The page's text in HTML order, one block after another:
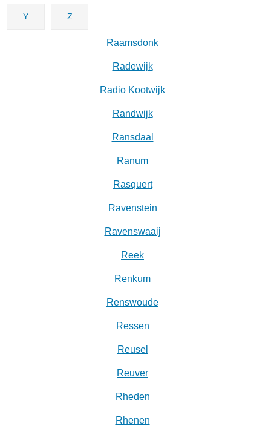
Y Z
Raamsdonk
Radewijk
Radio Kootwijk
Randwijk
Ransdaal
Ranum
Rasquert
Ravenstein
Ravenswaaij
Reek
Renkum
Renswoude
Ressen
Reusel
Reuver
Rheden
Rhenen